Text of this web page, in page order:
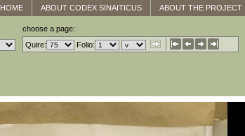
HOME ABOUT CODEX SINAITICUS ABOUT THE PROJECT
choose a page:
Quire:
Folio: